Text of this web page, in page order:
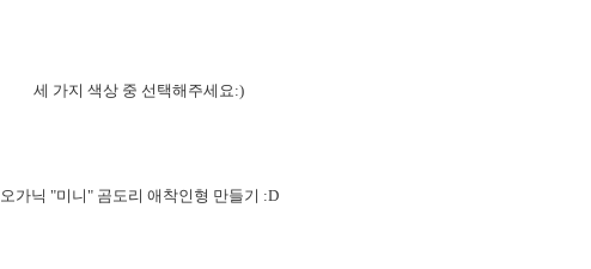
세 가지 색상 중 선택해주세요:)
오가닉 "미니" 곰도리 애착인형 만들기 :D